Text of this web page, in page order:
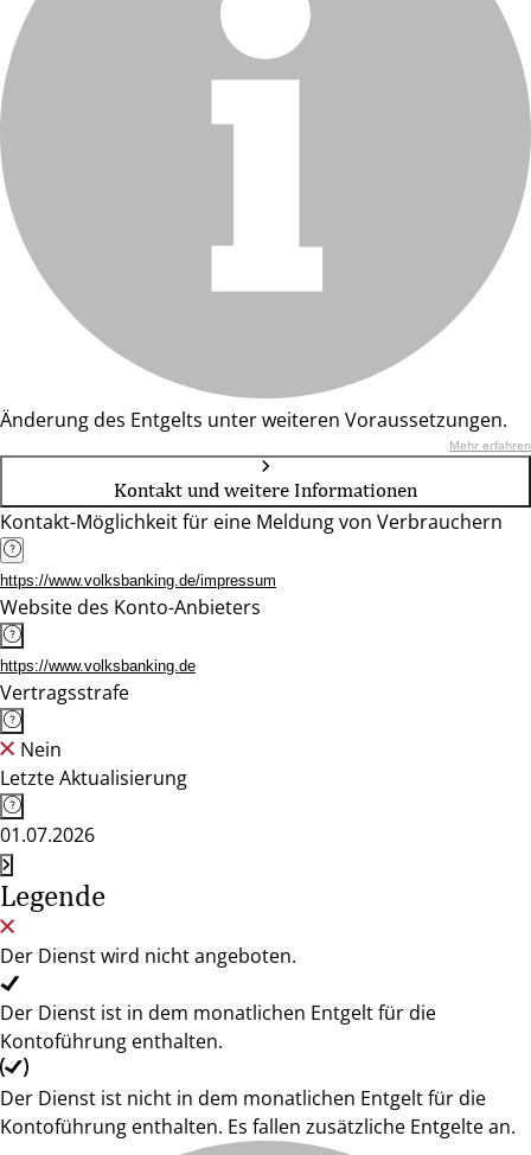
Änderung des Entgelts unter weiteren Voraussetzungen.
Mehr erfahren
Kontakt und weitere Informationen
Kontakt-Möglichkeit für eine Meldung von Verbrauchern
https://www.volksbanking.de/impressum
Website des Konto-Anbieters
https://www.volksbanking.de
Vertragsstrafe
Nein
Letzte Aktualisierung
01.07.2026
Legende
Der Dienst wird nicht angeboten.
Der Dienst ist in dem monatlichen Entgelt für die
Kontoführung enthalten.
Der Dienst ist nicht in dem monatlichen Entgelt für die
Kontoführung enthalten. Es fallen zusätzliche Entgelte an.